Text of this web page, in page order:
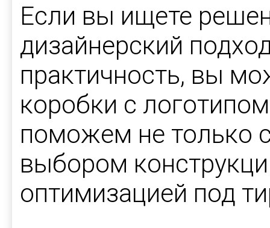
Если вы ищете
дизайнерский
практичность, вы
коробки с
поможем не только
выбором
оптимизацией под